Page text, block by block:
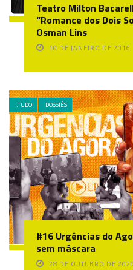
Teatro Milton
“Romance dos Dois
Osman Lins
10 DE JANEIRO DE 2016
.TUDO DOSSIÊS
#16 Urgências do
sem máscara
28 DE OUTUBRO DE 2020